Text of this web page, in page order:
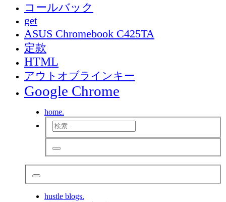
コールバック
get
ASUS Chromebook C425TA
定款
HTML
アウトオブラインキー
Google Chrome
home.
hustle blogs.